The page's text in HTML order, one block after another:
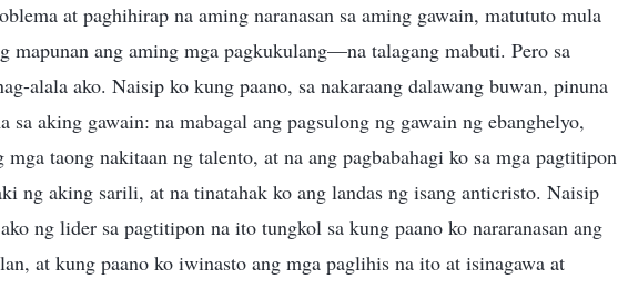
at paghihirap na aming naranasan sa aming gawain, matututo mula
mapunan ang aming mga pagkukulang—na talagang mabuti. Pero sa
alala ako. Naisip ko kung paano, sa nakaraang dalawang buwan, pinuna
sa aking gawain: na mabagal ang pagsulong ng gawain ng ebanghelyo,
taong nakitaan ng talento, at na ang pagbabahagi ko sa mga pagtitipon
ng aking sarili, at na tinatahak ko ang landas ng isang anticristo. Naisip
ng lider sa pagtitipon na ito tungkol sa kung paano ko nararanasan ang
at kung paano ko iwinasto ang mga paglihis na ito at isinagawa at